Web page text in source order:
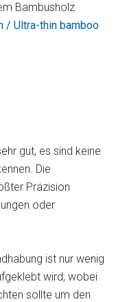
Bambusholz
/ Ultra-thin bamboo
gut, es sind keine
Die
Präzision
oder
ist nur wenig
wird, wobei
sollte um den